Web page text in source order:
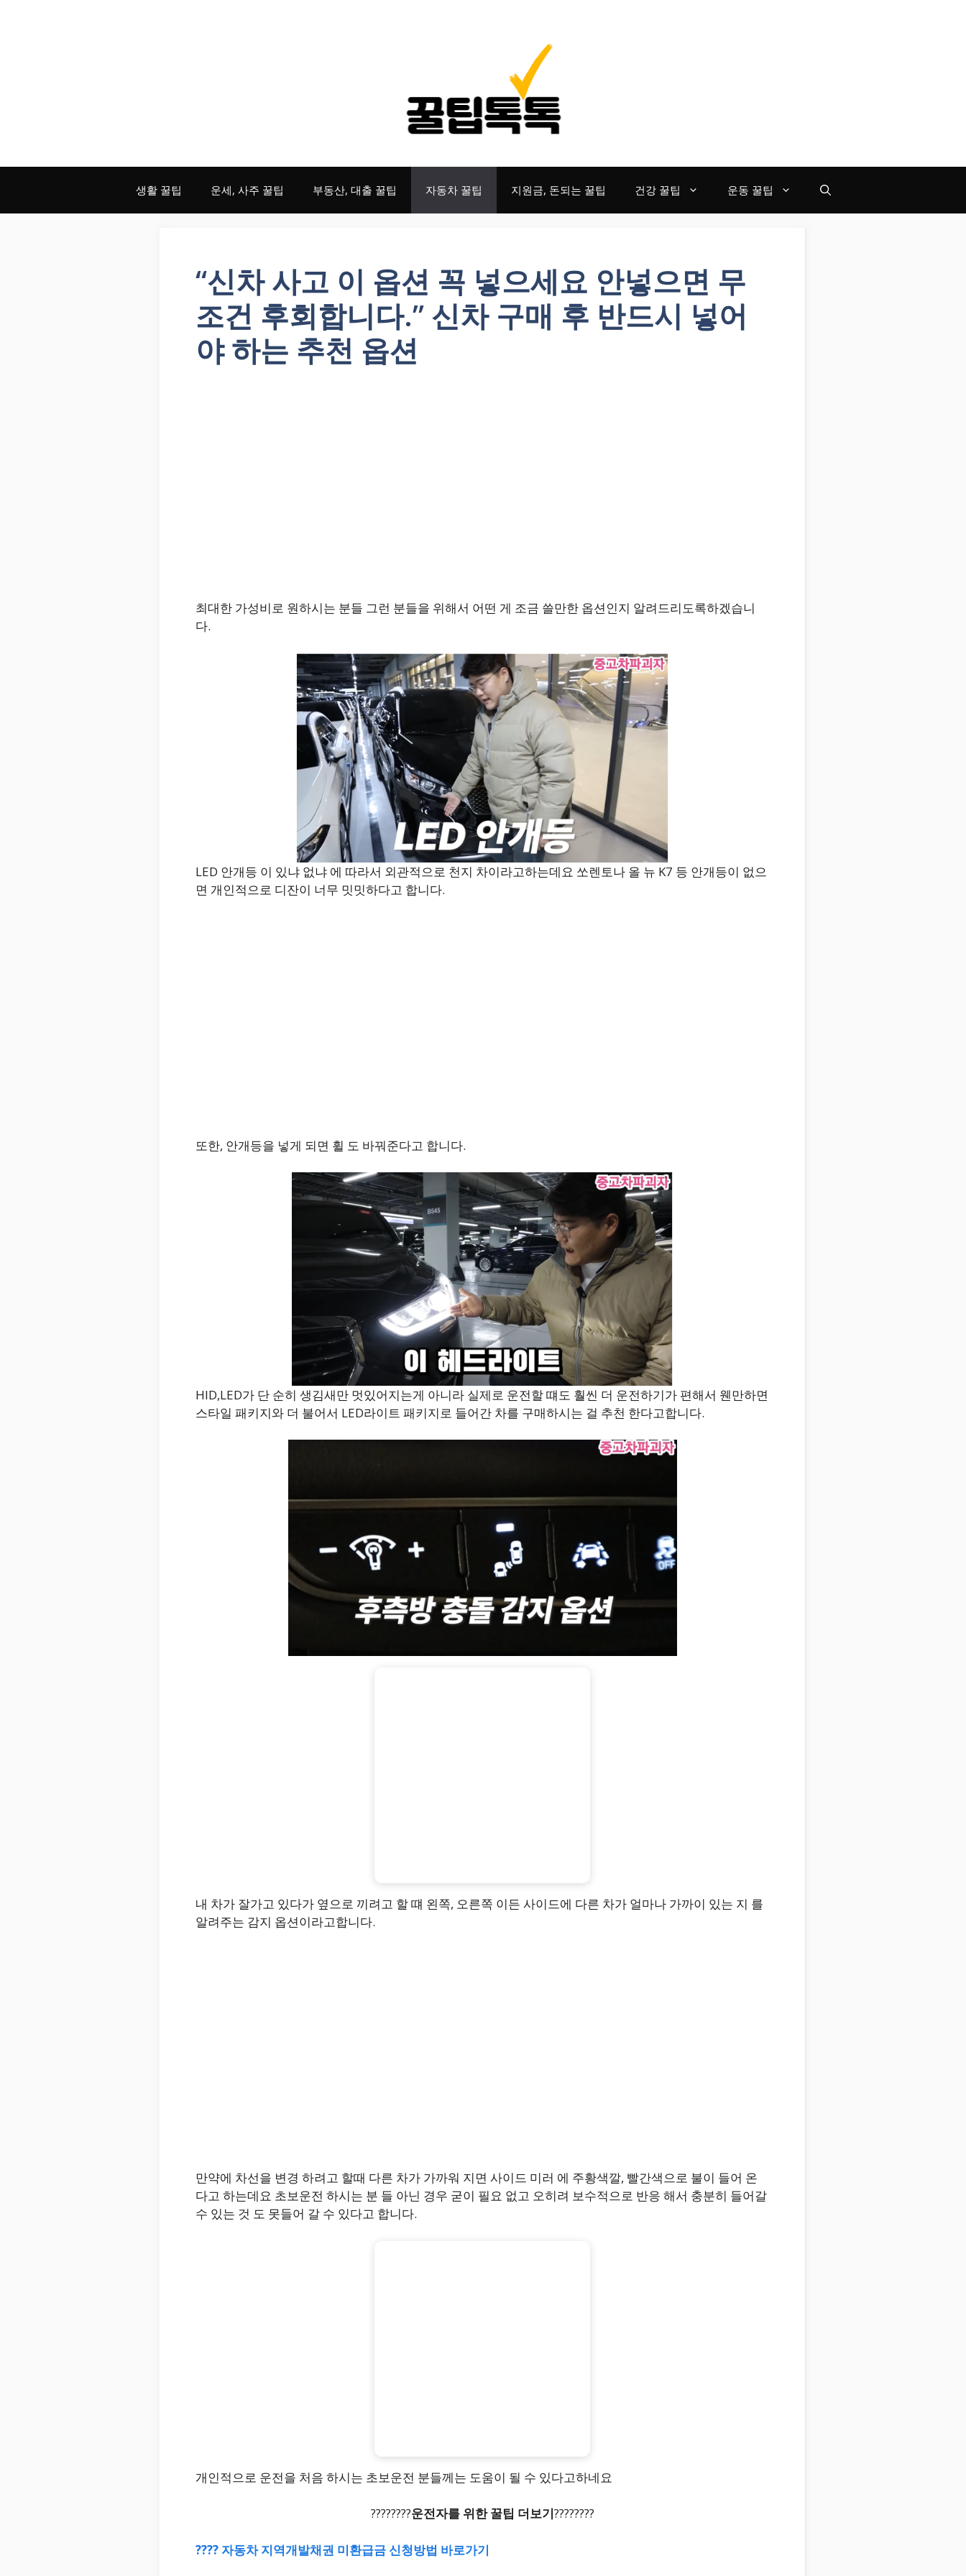
생활 꿀팁 운세, 사주 꿀팁 부동산, 대출 꿀팁 자동차 꿀팁 지원금, 돈되는 꿀팁 건강 꿀팁 운동 꿀팁
“신차 사고 이 옵션 꼭 넣으세요 안넣으면 무
조건 후회합니다.” 신차 구매 후 반드시 넣어
야 하는 추천 옵션
최대한 가성비로 원하시는 분들 그런 분들을 위해서 어떤 게 조금 쓸만한 옵션인지 알려드리도록하겠습니
다.
LED 안개등 이 있냐 없냐 에 따라서 외관적으로 천지 차이라고하는데요 쏘렌토나 올 뉴 K7 등 안개등이 없으
면 개인적으로 디잔이 너무 밋밋하다고 합니다.
또한, 안개등을 넣게 되면 휠 도 바꿔준다고 합니다.
HID,LED가 단 순히 생김새만 멋있어지는게 아니라 실제로 운전할 떄도 훨씬 더 운전하기가 편해서 웬만하면
스타일 패키지와 더 불어서 LED라이트 패키지로 들어간 차를 구매하시는 걸 추천 한다고합니다.
내 차가 잘가고 있다가 옆으로 끼려고 할 떄 왼쪽, 오른쪽 이든 사이드에 다른 차가 얼마나 가까이 있는 지 를
알려주는 감지 옵션이라고합니다.
만약에 차선을 변경 하려고 할때 다른 차가 가까워 지면 사이드 미러 에 주황색깔, 빨간색으로 불이 들어 온
다고 하는데요 초보운전 하시는 분 들 아닌 경우 굳이 필요 없고 오히려 보수적으로 반응 해서 충분히 들어갈
수 있는 것 도 못들어 갈 수 있다고 합니다.
개인적으로 운전을 처음 하시는 초보운전 분들께는 도움이 될 수 있다고하네요
????????운전자를 위한 꿀팁 더보기????????
???? 자동차 지역개발채권 미환급금 신청방법 바로가기